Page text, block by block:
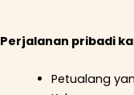
Perjalanan pribadi
Petualang